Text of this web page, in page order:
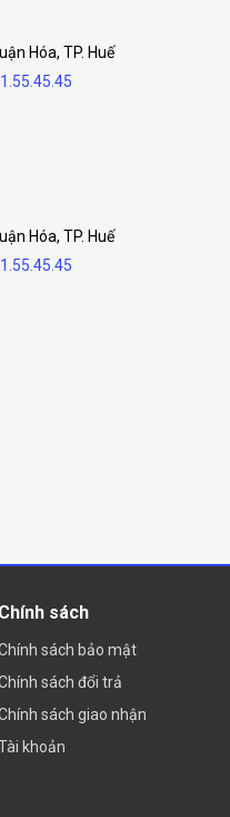
Hóa, TP. Huế
Hóa, TP. Huế
Chính sách
sách bảo mật
sách đổi trả
sách giao nhận
khoản